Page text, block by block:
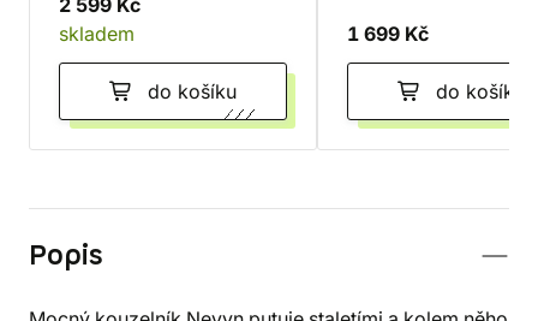
2 599 Kč
skladem
do košíku
1 699 Kč
do košíku
Popis